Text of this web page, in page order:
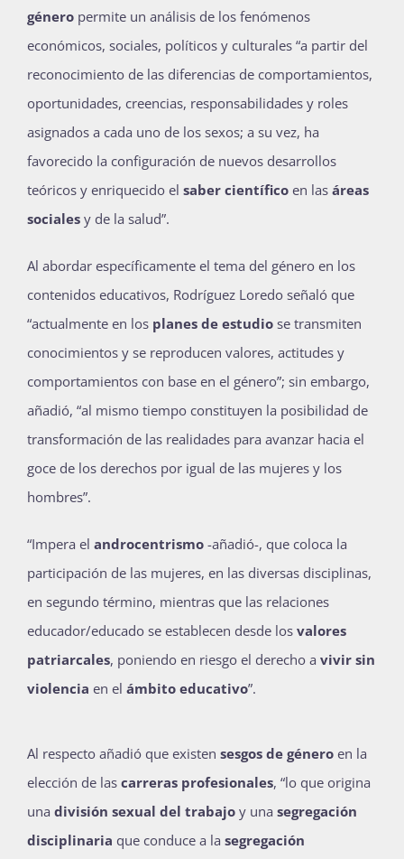
género permite un análisis de los fenómenos
económicos, sociales, políticos y culturales “a partir del
reconocimiento de las diferencias de comportamientos,
oportunidades, creencias, responsabilidades y roles
asignados a cada uno de los sexos; a su vez, ha
favorecido la configuración de nuevos desarrollos
teóricos y enriquecido el saber científico en las áreas
sociales y de la salud”.
Al abordar específicamente el tema del género en los
contenidos educativos, Rodríguez Loredo señaló que
“actualmente en los planes de estudio se transmiten
conocimientos y se reproducen valores, actitudes y
comportamientos con base en el género”; sin embargo,
añadió, “al mismo tiempo constituyen la posibilidad de
transformación de las realidades para avanzar hacia el
goce de los derechos por igual de las mujeres y los
hombres”.
“Impera el androcentrismo -añadió-, que coloca la
participación de las mujeres, en las diversas disciplinas,
en segundo término, mientras que las relaciones
educador/educado se establecen desde los valores
patriarcales, poniendo en riesgo el derecho a vivir sin
violencia en el ámbito educativo”.
Al respecto añadió que existen sesgos de género en la
elección de las carreras profesionales, “lo que origina
una división sexual del trabajo y una segregación
disciplinaria que conduce a la segregación